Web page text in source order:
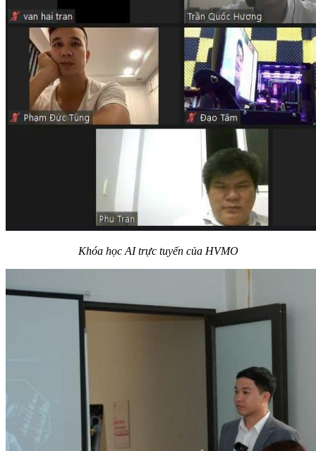
Khóa học AI trực tuyến của HVMO